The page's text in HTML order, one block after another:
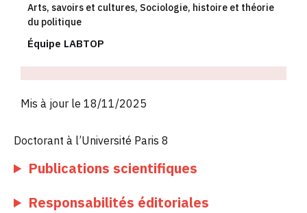
Doctorant à l’Université Paris 8
Publications scientifiques
Responsabilités éditoriales
Arts, savoirs et cultures, Sociologie, histoire et théorie
du politique
Équipe LABTOP
Mis à jour le 18/11/2025